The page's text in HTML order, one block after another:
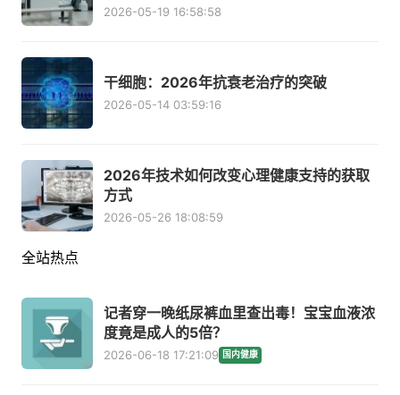
2026-05-19 16:58:58
干细胞：2026年抗衰老治疗的突破
2026-05-14 03:59:16
2026年技术如何改变心理健康支持的获取
方式
2026-05-26 18:08:59
全站热点
记者穿一晚纸尿裤血里查出毒！宝宝血液浓
度竟是成人的5倍？
2026-06-18 17:21:09 国内健康